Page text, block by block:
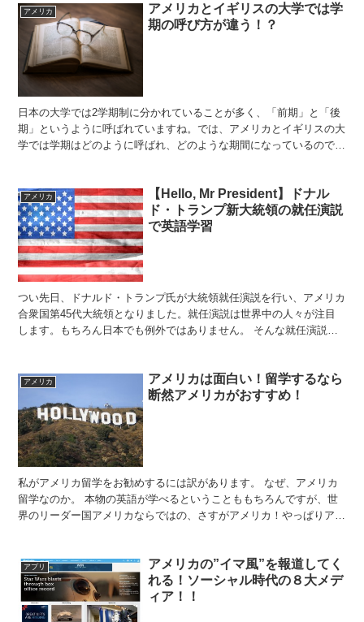
アメリカ
アメリカとイギリスの大学では学
期の呼び方が違う！？
日本の大学では2学期制に分かれていることが多く、「前期」と「後
期」というように呼ばれていますね。では、アメリカとイギリスの大
学では学期はどのように呼ばれ、どのような期間になっているのでし
アメリカ
【Hello, Mr President】ドナル
ド・トランプ新大統領の就任演説
で英語学習
つい先日、ドナルド・トランプ氏が大統領就任演説を行い、アメリカ
合衆国第45代大統領となりました。就任演説は世界中の人々が注目
します。もちろん日本でも例外ではありません。 そんな就任演説が
アメリカ
アメリカは面白い！留学するなら
断然アメリカがおすすめ！
私がアメリカ留学をお勧めするには訳があります。 なぜ、アメリカ
留学なのか。 本物の英語が学べるということももちろんですが、世
界のリーダー国アメリカならではの、さすがアメリカ！やっぱりアメ
アプリ
アメリカの”イマ風”を報道してく
れる！ソーシャル時代の８大メデ
ィア！！